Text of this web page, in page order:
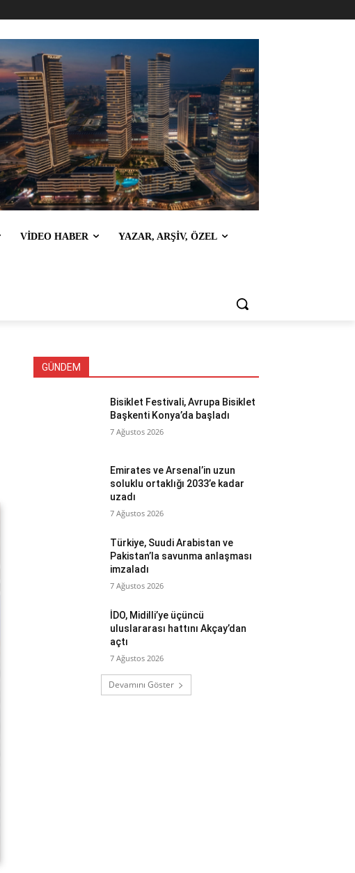
VİDEO HABER YAZAR, ARŞİV, ÖZEL
GÜNDEM
Bisiklet Festivali, Avrupa Bisiklet
Başkenti Konya’da başladı
7 Ağustos 2026
Emirates ve Arsenal’in uzun
soluklu ortaklığı 2033’e kadar
uzadı
7 Ağustos 2026
Türkiye, Suudi Arabistan ve
Pakistan’la savunma anlaşması
imzaladı
7 Ağustos 2026
İDO, Midilli’ye üçüncü
uluslararası hattını Akçay’dan
açtı
7 Ağustos 2026
Devamını Göster